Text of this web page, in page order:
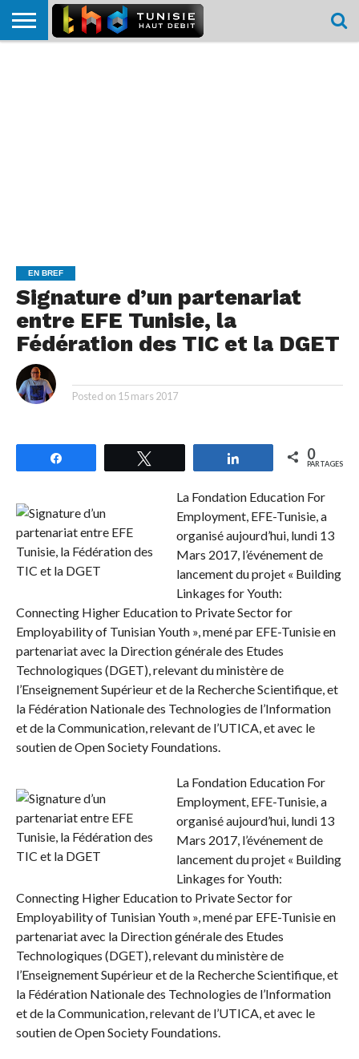
EN BREF
Signature d’un partenariat
entre EFE Tunisie, la
Fédération des TIC et la DGET
Posted on 15 mars 2017
Partagez 0
PARTAGES
La Fondation Education For
Employment, EFE-Tunisie, a
organisé aujourd’hui, lundi 13
Mars 2017, l’événement de
lancement du projet « Building
Linkages for Youth:
Connecting Higher Education to Private Sector for
Employability of Tunisian Youth », mené par EFE-Tunisie en
partenariat avec la Direction générale des Etudes
Technologiques (DGET), relevant du ministère de
l’Enseignement Supérieur et de la Recherche Scientifique, et
la Fédération Nationale des Technologies de l’Information
et de la Communication, relevant de l’UTICA, et avec le
soutien de Open Society Foundations.
La Fondation Education For
Employment, EFE-Tunisie, a
organisé aujourd’hui, lundi 13
Mars 2017, l’événement de
lancement du projet « Building
Linkages for Youth:
Connecting Higher Education to Private Sector for
Employability of Tunisian Youth », mené par EFE-Tunisie en
partenariat avec la Direction générale des Etudes
Technologiques (DGET), relevant du ministère de
l’Enseignement Supérieur et de la Recherche Scientifique, et
la Fédération Nationale des Technologies de l’Information
et de la Communication, relevant de l’UTICA, et avec le
soutien de Open Society Foundations.